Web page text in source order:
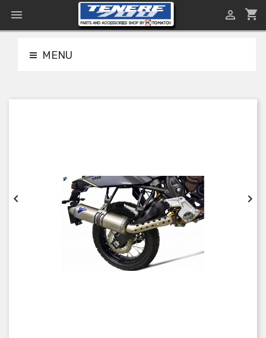
 shopping_cart

MENU
 